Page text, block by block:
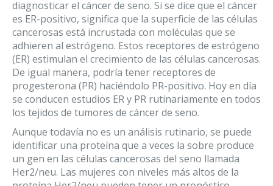
diagnosticar el cáncer de seno. Si se dice que el cáncer
es ER-positivo, significa que la superficie de las células
cancerosas está incrustada con moléculas que se
adhieren al estrógeno. Estos receptores de estrógeno
(ER) estimulan el crecimiento de las células cancerosas.
De igual manera, podría tener receptores de
progesterona (PR) haciéndolo PR-positivo. Hoy en día
se conducen estudios ER y PR rutinariamente en todos
los tejidos de tumores de cáncer de seno.
Aunque todavía no es un análisis rutinario, se puede
identificar una proteína que a veces la sobre produce
un gen en las células cancerosas del seno llamada
Her2/neu. Las mujeres con niveles más altos de la